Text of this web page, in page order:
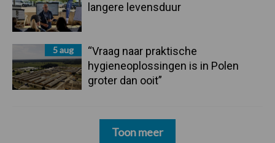
langere levensduur
5 aug
“Vraag naar praktische
hygieneoplossingen is in Polen
groter dan ooit”
Toon meer